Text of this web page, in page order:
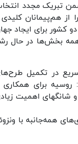
تبریک مجدد انتخاب
هم‌پیمانان کلیدی و
برای ایجاد جهان
بخش‌ها در حال رشد
در تکمیل طرح‌های
برای همکاری با
شانگهای اهمیت زیادی
همه‌جانبه با ونزوئلا